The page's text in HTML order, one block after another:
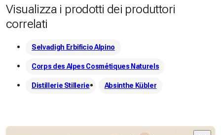
Visualizza i prodotti dei produttori
correlati
Selvadigh Erbificio Alpino
Corps des Alpes Cosmétiques Naturels
Distillerie Stillerie Absinthe Kübler